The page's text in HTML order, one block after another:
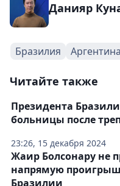
Данияр
Бразилия Аргентина
Читайте также
23:26, 15 декабря 2024
Президента
больницы после
Жаир Болсонару не
напрямую
Бразилии